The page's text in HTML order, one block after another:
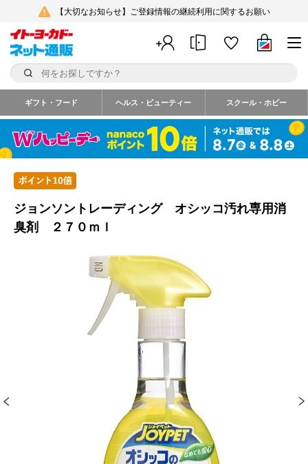
【大切なお知らせ】ご登録情報の継続利用に関するお願い
ギフト・フード ヘルス・ビューティー スクール・ホビー
ジョンソントレーディング オシッコ汚れ専用消
臭剤 ２７０ｍｌ